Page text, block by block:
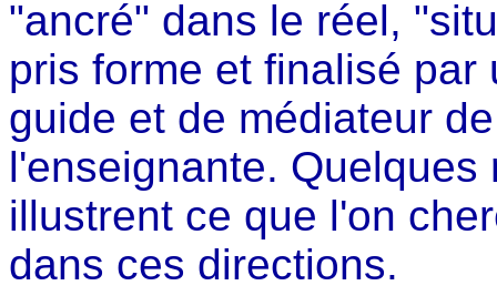
"ancré" dans le réel,
pris forme et finalisé
guide et de médiateur
l'enseignante.
illustrent ce que l'on
dans ces directions.